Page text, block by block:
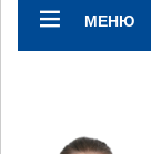
МЕНЮ